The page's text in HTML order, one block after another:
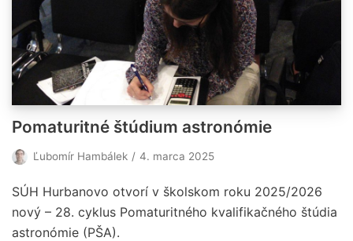
Pomaturitné štúdium astronómie
Ľubomír Hambálek 4. marca 2025
SÚH Hurbanovo otvorí v školskom roku 2025/2026
nový – 28. cyklus Pomaturitného kvalifikačného štúdia
astronómie (PŠA).